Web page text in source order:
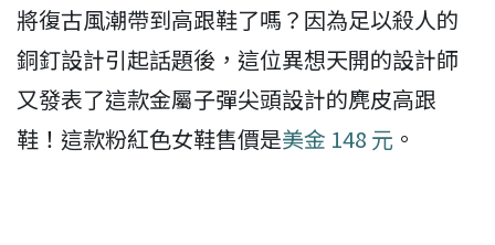
將復古風潮帶到高跟鞋了嗎？因為足以殺人的
銅釘設計引起話題後，這位異想天開的設計師
又發表了這款金屬子彈尖頭設計的麂皮高跟
鞋！這款粉紅色女鞋售價是美金 148 元 。